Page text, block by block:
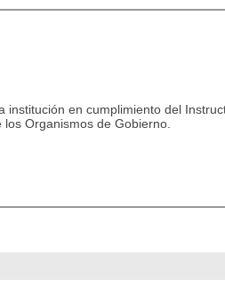
institución en cumplimiento del
Organismos de Gobierno.